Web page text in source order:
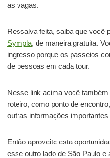
as vagas.
Ressalva feita, saiba que você
Sympla, de maneira gratuita.
ingresso porque os passeios
de pessoas em cada tour.
Nesse link acima você
roteiro, como ponto de
outras informações
Então aproveite esta
esse outro lado de São Paulo e